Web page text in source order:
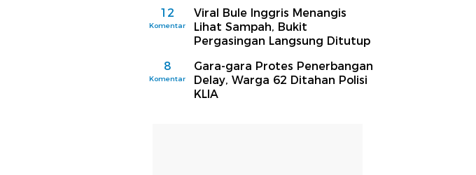
12
Komentar
Viral Bule Inggris Menangis
Lihat Sampah, Bukit
Pergasingan Langsung Ditutup
8
Komentar
Gara-gara Protes Penerbangan
Delay, Warga 62 Ditahan Polisi
KLIA